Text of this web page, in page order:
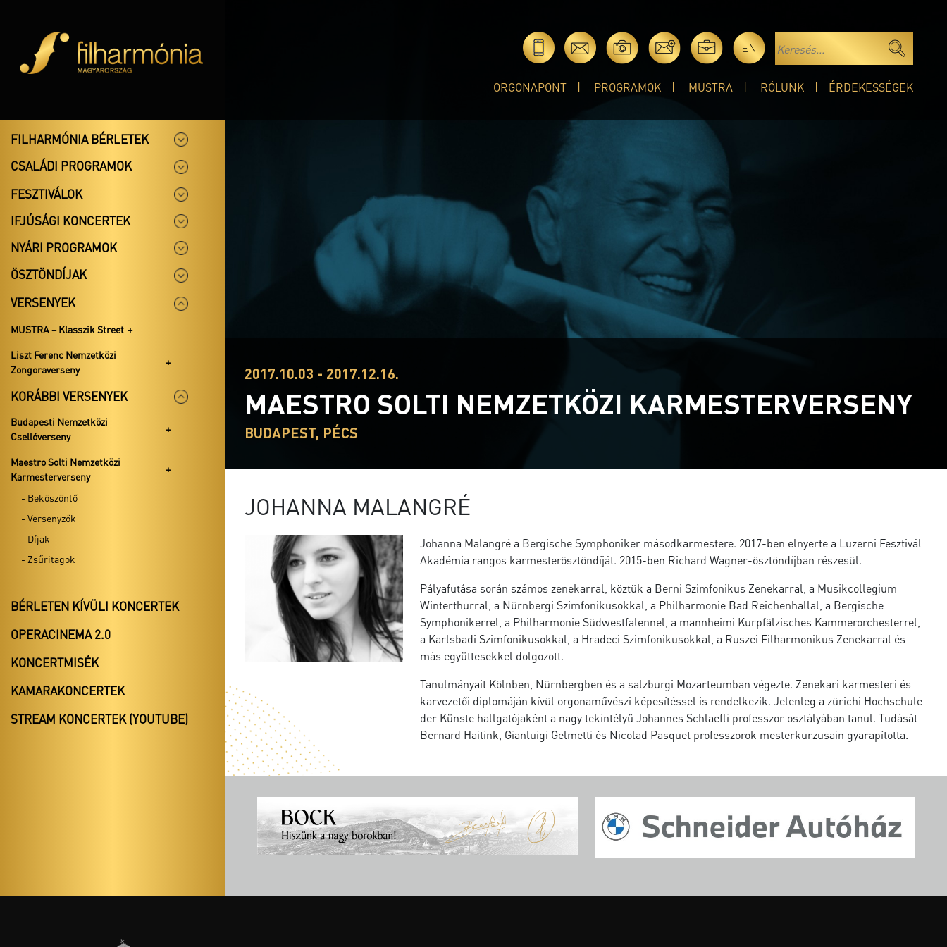
EN
ORGONAPONT PROGRAMOK MUSTRA RÓLUNK ÉRDEKESSÉGEK
FILHARMÓNIA BÉRLETEK
CSALÁDI PROGRAMOK
FESZTIVÁLOK
IFJÚSÁGI KONCERTEK
NYÁRI PROGRAMOK
ÖSZTÖNDÍJAK
VERSENYEK
MUSTRA – Klasszik Street
Liszt Ferenc Nemzetközi
Zongoraverseny
KORÁBBI VERSENYEK
Budapesti Nemzetközi
Csellóverseny
Maestro Solti Nemzetközi
Karmesterverseny
- Beköszöntő
- Versenyzők
- Díjak
- Zsűritagok
BÉRLETEN KÍVÜLI KONCERTEK
OPERACINEMA 2.0
KONCERTMISÉK
KAMARAKONCERTEK
STREAM KONCERTEK (YOUTUBE)
2017.10.03 - 2017.12.16.
MAESTRO SOLTI NEMZETKÖZI KARMESTERVERSENY
BUDAPEST, PÉCS
JOHANNA MALANGRÉ
Johanna Malangré a Bergische Symphoniker másodkarmestere. 2017-ben elnyerte a Luzerni Fesztivál
Akadémia rangos karmesterösztöndíját. 2015-ben Richard Wagner-ösztöndíjban részesül.
Pályafutása során számos zenekarral, köztük a Berni Szimfonikus Zenekarral, a Musikcollegium
Winterthurral, a Nürnbergi Szimfonikusokkal, a Philharmonie Bad Reichenhallal, a Bergische
Symphonikerrel, a Philharmonie Südwestfalennel, a mannheimi Kurpfälzisches Kammerorchesterrel,
a Karlsbadi Szimfonikusokkal, a Hradeci Szimfonikusokkal, a Ruszei Filharmonikus Zenekarral és
más együttesekkel dolgozott.
Tanulmányait Kölnben, Nürnbergben és a salzburgi Mozarteumban végezte. Zenekari karmesteri és
karvezetői diplomáján kívül orgonaművészi képesítéssel is rendelkezik. Jelenleg a zürichi Hochschule
der Künste hallgatójaként a nagy tekintélyű Johannes Schlaefli professzor osztályában tanul. Tudását
Bernard Haitink, Gianluigi Gelmetti és Nicolad Pasquet professzorok mesterkurzusain gyarapította.